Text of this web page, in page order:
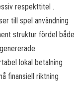
respekttitel .
till spel användning
struktur fördel både
lokal betalning
finansiell riktning